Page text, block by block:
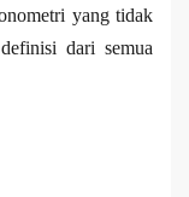
yang tidak
dari semua